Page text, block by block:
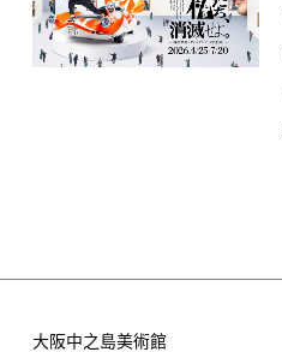
大阪中之島美術館